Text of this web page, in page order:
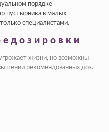
порядке
пустырника в малых
специалистами.
жизни, но возможны
рекомендованных доз.